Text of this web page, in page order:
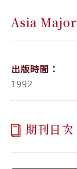
Asia
出版時間：
1992
期刊目次